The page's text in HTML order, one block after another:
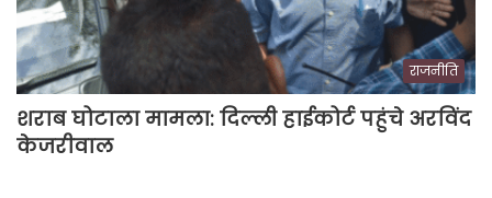
राजनीति
शराब घोटाला मामला: दिल्ली हाईकोर्ट पहुंचे अरविंद
केजरीवाल